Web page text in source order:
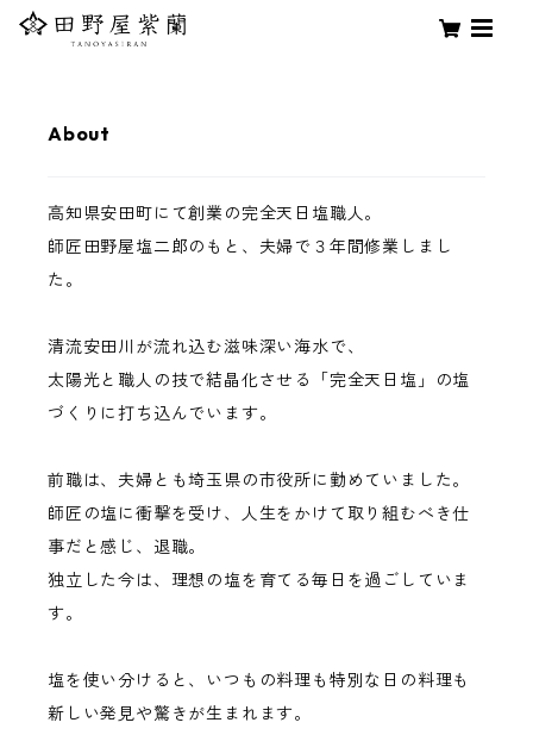
About
高知県安田町にて創業の完全天日塩職人。
師匠田野屋塩二郎のもと、夫婦で３年間修業しまし
た。
清流安田川が流れ込む滋味深い海水で、
太陽光と職人の技で結晶化させる「完全天日塩」の塩
づくりに打ち込んでいます。
前職は、夫婦とも埼玉県の市役所に勤めていました。
師匠の塩に衝撃を受け、人生をかけて取り組むべき仕
事だと感じ、退職。
独立した今は、理想の塩を育てる毎日を過ごしていま
す。
塩を使い分けると、いつもの料理も特別な日の料理も
新しい発見や驚きが生まれます。